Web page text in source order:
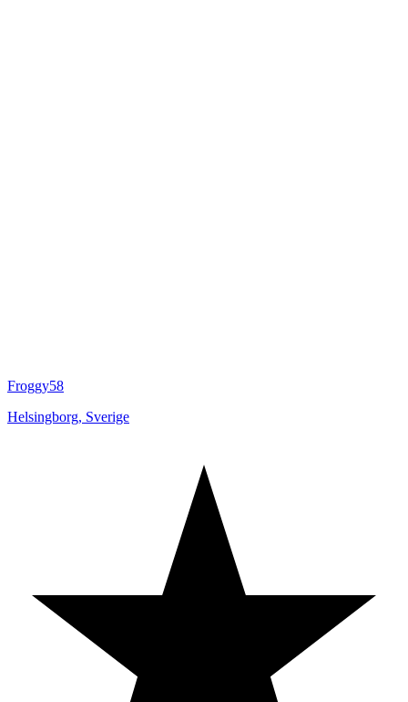
Froggy58
Helsingborg, Sverige